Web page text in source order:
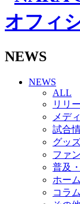
2026/
2026/
ボラ
ビク
観戦
ホー
Jリー
写真
ロー
SCHEDULE
2026/27
NEWS
NEWS
ALL
リリ
メデ
試合
グッ
ファ
普及
ホー
コラム